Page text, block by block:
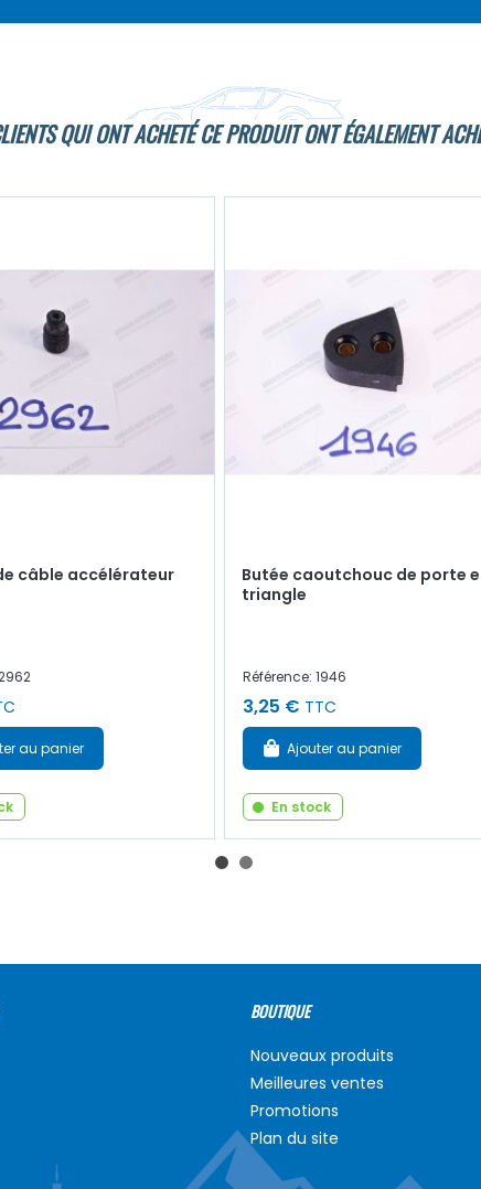
QUI ONT ACHETÉ CE PRODUIT ONT ÉGALEMENT
câble accélérateur
au panier
Butée caoutchouc de porte
triangle
Référence: 1946
3,25 € TTC
Ajouter au panier
En stock
BOUTIQUE
Nouveaux produits
Meilleures ventes
Promotions
Plan du site